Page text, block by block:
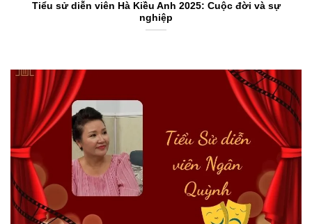
Tiểu sử diễn viên Hà Kiều Anh 2025: Cuộc đời và sự
nghiệp